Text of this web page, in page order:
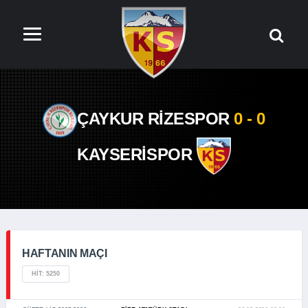
ÇAYKUR RİZESPOR 0 - 0
KAYSERİSPOR
HAFTANIN MAÇI
HIT: 5250